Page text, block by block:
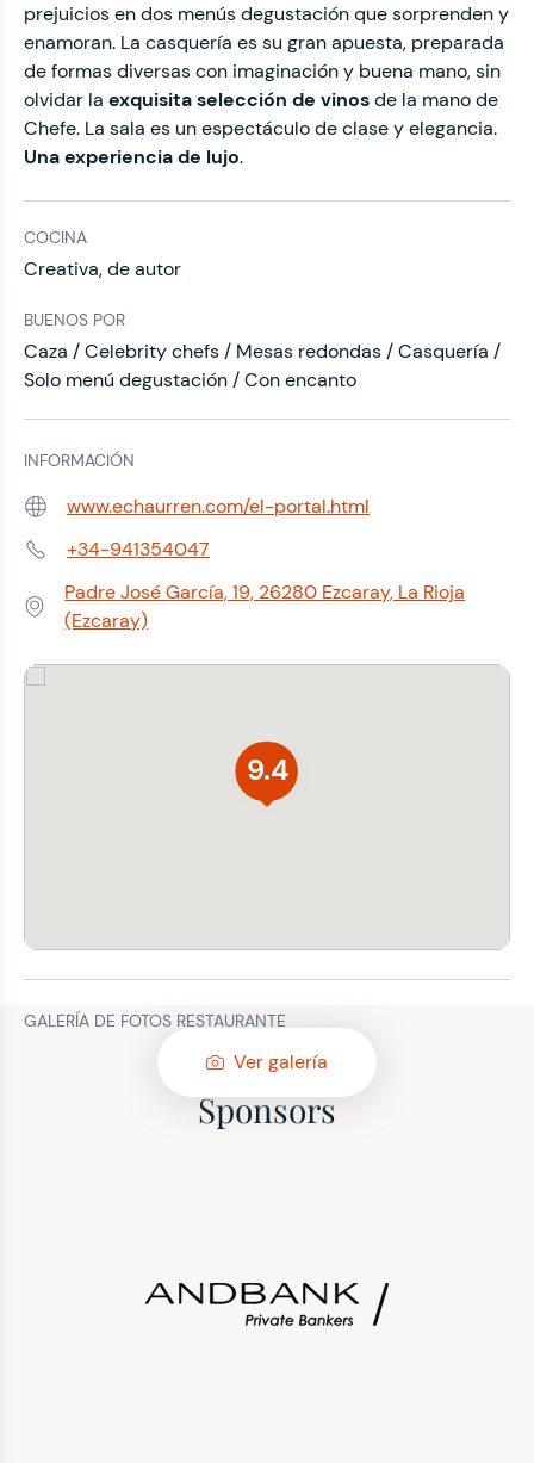
prejuicios en dos menús degustación que sorprenden y
enamoran. La casquería es su gran apuesta, preparada
de formas diversas con imaginación y buena mano, sin
olvidar la exquisita selección de vinosde la mano de
Chefe. La sala es un espectáculo de clase y elegancia.
Una experiencia de lujo.
COCINA
Creativa, de autor
BUENOS POR
Caza / Celebrity chefs / Mesas redondas / Casquería /
Solo menú degustación / Con encanto
INFORMACIÓN
Web: www.echaurren.com/el-portal.html
Teléfono:+34-941354047
Dirección:
Padre José García, 19, 26280 Ezcaray, La Rioja
(Ezcaray)
9.4
GALERÍA DE FOTOS RESTAURANTE
Ver galería
Sponsors